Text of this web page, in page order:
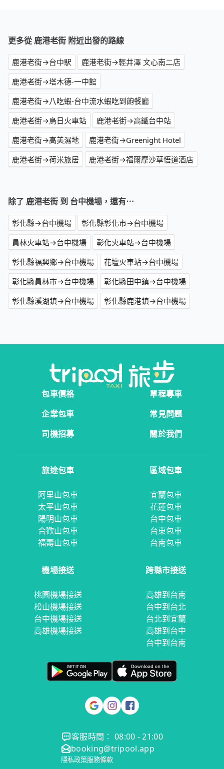
更多從 鹿港老街 附近出發的路線
鹿港老街→台中駅
鹿港老街→輕井澤 文心南二店
鹿港老街→塔木德-一中館
鹿港老街→八吃蝦-台中流水蝦吃到飽餐廳
鹿港老街→烏日火車站
鹿港老街→高鐵台中站
鹿港老街→高美濕地
鹿港老街→Greenight Hotel
鹿港老街→荷米旅居
鹿港老街→福爾摩沙草悟道酒店
除了 鹿港老街 到 台中機場，還有⋯
彰化縣→台中機場
彰化縣彰化市→台中機場
員林火車站→台中機場
彰化火車站→台中機場
彰化縣福興鄉→台中機場
花壇火車站→台中機場
彰化縣員林市→台中機場
彰化縣田中鎮→台中機場
彰化縣溪湖鎮→台中機場
彰化縣鹿港鎮→台中機場
包車價格
單程專車
企業包車
常見問題
司機招募
關於我們
旅途包車
阿里山包車
太平山包車
陽明山包車
合歡山包車
福壽山包車
區域包車
宜蘭包車
花蓮包車
台中包車
台東包車
台南包車
機場接送
桃園機場接送
松山機場接送
台中機場接送
高雄機場接送
跨縣市接送
高雄到台南
台中到台北
台北到宜蘭
高雄到台中
台中到台南
客服時間： 08:00 - 21:00
booking@tripool.app
隱私政策服務條款